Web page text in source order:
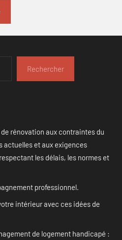
Rechercher
rénovation aux contraintes du
actuelles et aux exigences
les délais, les normes et
professionnel.
intérieur avec ces idées de
de logement handicapé :